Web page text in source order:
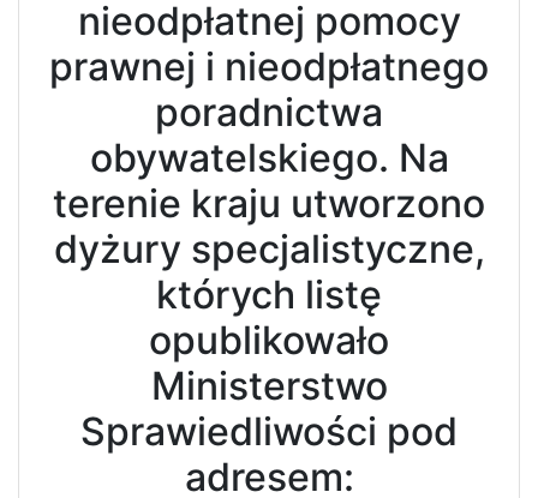
nieodpłatnej pomocy
prawnej i nieodpłatnego
poradnictwa
obywatelskiego. Na
terenie kraju utworzono
dyżury specjalistyczne,
których listę
opublikowało
Ministerstwo
Sprawiedliwości pod
adresem: